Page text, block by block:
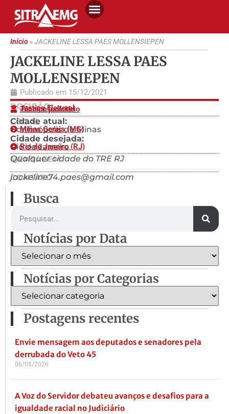
Início»JACKELINE LESSA PAES MOLLENSIEPEN
JACKELINE LESSA PAES
MOLLENSIEPEN
Publicado em 15/12/2021
POSIÇÃO
Justiça Eleitoral
Técnico judiciário
LOCAL
Cidade atual:
Bonfinópolis de Minas
Minas Gerais (MG)
Cidade desejada:
Rio de Janeiro
Rio de Janeiro (RJ)
MENSAGEM
Qualquer cidade do TRE RJ
CONTATO
jackeline74.paes@gmail.com
Busca
Notícias por Data
Notícias por Categorias
Postagens recentes
Envie mensagem aos deputados e senadores pela
derrubada do Veto 45
06/08/2026
A Voz do Servidor debateu avanços e desafios para a
igualdade racial no Judiciário